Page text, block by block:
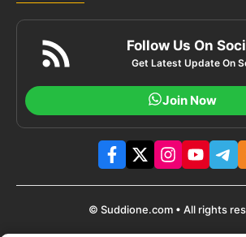
Follow Us On
Get Latest Update On
Join Now
© Suddione.com • All rights